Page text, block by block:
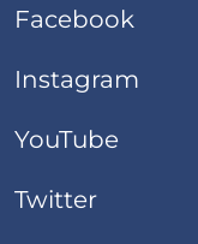
Facebook
Instagram
YouTube
Twitter